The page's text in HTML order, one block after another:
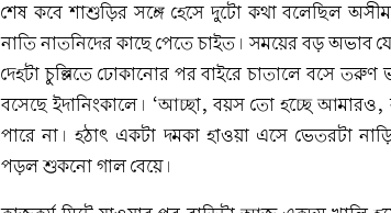
শেষ কবে শাশুড়ির সঙ্গে হেসে দুটো কথা বলেছিল
নাতি নাতনিদের কাছে পেতে চাইত। সময়ের বড় অভাব
দেহটা চুল্লিতে ঢোকানোর পর বাইরে চাতালে বসে তরুণ
বসেছে ইদানিংকালে। ‘আচ্ছা, বয়স তো হচ্ছে
পারে না। হঠাৎ একটা দমকা হাওয়া এসে ভেতরটা
পড়ল শুকনো গাল বেয়ে।